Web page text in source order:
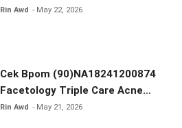
Radiance Face Wash
Rin Awd May 22, 2026
Cek Bpom (90)NA18241200874
Facetology Triple Care Acne
Calm Micellar Water
Rin Awd May 21, 2026